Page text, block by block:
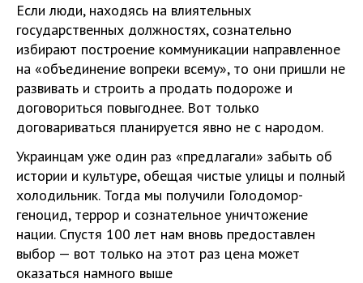
Если люди, находясь на влиятельных
государственных должностях, сознательно
избирают построение коммуникации направленное
на «объединение вопреки всему», то они пришли не
развивать и строить а продать подороже и
договориться повыгоднее. Вот только
договариваться планируется явно не с народом.
Украинцам уже один раз «предлагали» забыть об
истории и культуре, обещая чистые улицы и полный
холодильник. Тогда мы получили Голодомор-
геноцид, террор и сознательное уничтожение
нации. Спустя 100 лет нам вновь предоставлен
выбор — вот только на этот раз цена может
оказаться намного выше